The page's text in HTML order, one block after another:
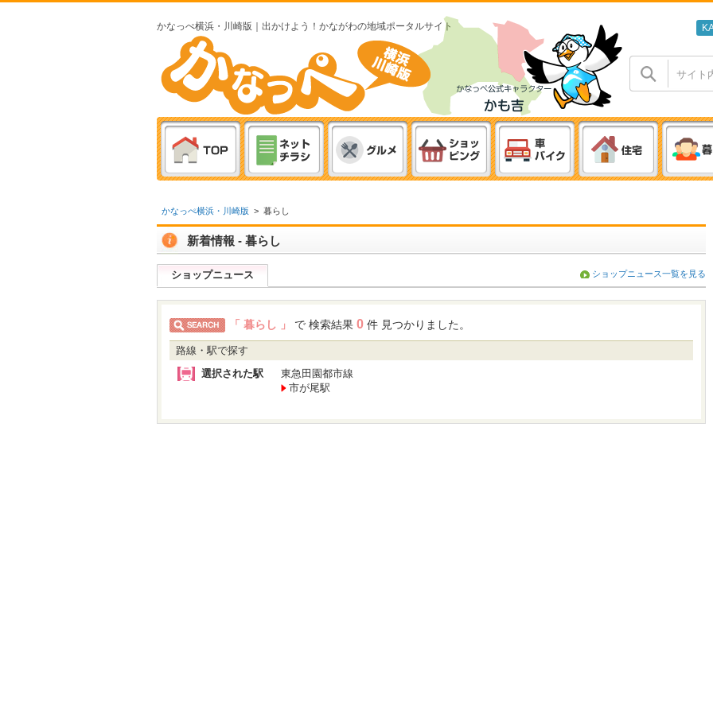
かなっぺ横浜・川崎版｜出かけよう！かながわの地域ポータルサイト
かなっぺ横浜・川崎版 > 暮らし
新着情報 - 暮らし
ショップニュース ショップニュース一覧を見る
「 暮らし 」 で 検索結果 0 件 見つかりました。
路線・駅で探す
選択された駅
東急田園都市線
市が尾駅